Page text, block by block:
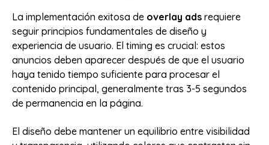
La implementación exitosa de overlay ads requiere
seguir principios fundamentales de diseño y
experiencia de usuario. El timing es crucial: estos
anuncios deben aparecer después de que el usuario
haya tenido tiempo suficiente para procesar el
contenido principal, generalmente tras 3-5 segundos
de permanencia en la página.
El diseño debe mantener un equilibrio entre visibilidad